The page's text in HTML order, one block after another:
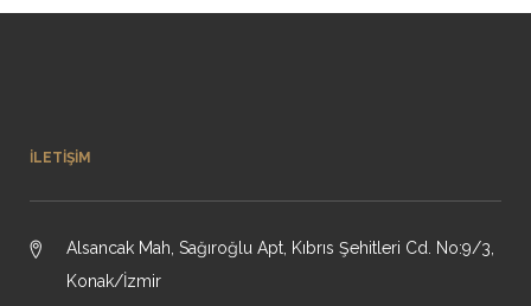
İLETIŞIM
Alsancak Mah, Sağıroğlu Apt, Kıbrıs Şehitleri Cd. No:9/3,
Konak/İzmir